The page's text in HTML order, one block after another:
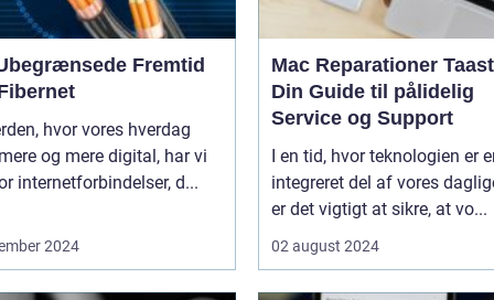
Fremtid
hvor vores hverdag
og mere digital, har vi
internetforbindelser, d...
2024
Mac Reparationer
Din Guide til pålidelig
Service og Support
I en tid, hvor teknologien er
integreret del af vores
er det vigtigt at sikre, at vo...
02 august 2024